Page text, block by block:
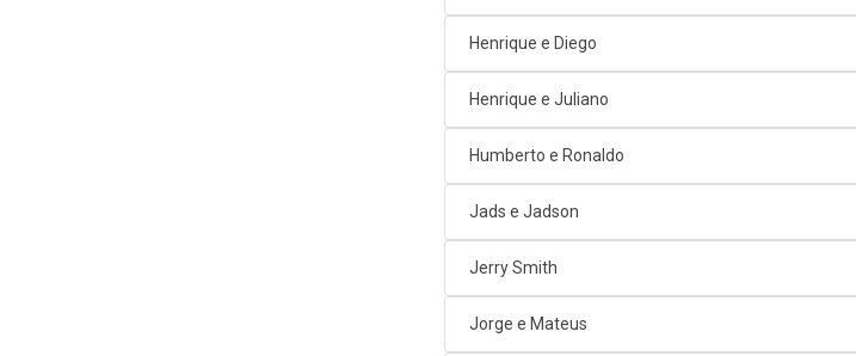
Henrique e Diego
Henrique e Juliano
Humberto e Ronaldo
Jads e Jadson
Jerry Smith
Jorge e Mateus